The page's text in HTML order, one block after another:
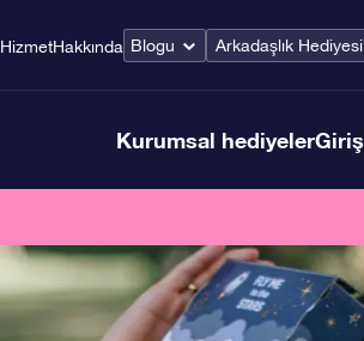
HizmetHakkında Blogu Arkadaşlık Hediyesi
Kurumsal hediyelerGiriş